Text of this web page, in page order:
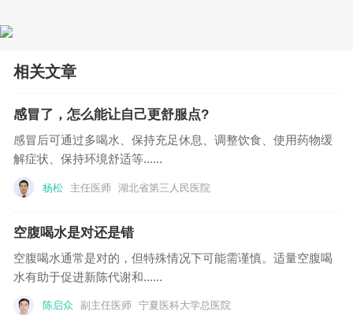
相关文章
感冒了，怎么能让自己更舒服点?
感冒后可通过多喝水、保持充足休息、调整饮食、使用药物缓
解症状、保持环境舒适等......
杨松 主任医师 湖北省第三人民医院
空腹喝水是对还是错
空腹喝水通常是对的，但特殊情况下可能需谨慎。适量空腹喝
水有助于促进新陈代谢和......
陈启众 副主任医师 宁夏医科大学总医院